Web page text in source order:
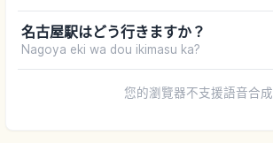
名古屋駅はどう行きますか？
Nagoya eki wa dou ikimasu ka?
您的瀏覽器不支援語音合成